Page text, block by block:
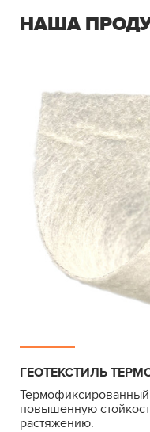
НАША
ГЕОТЕКСТИЛЬ
Термофиксированный
повышенную
растяжению.